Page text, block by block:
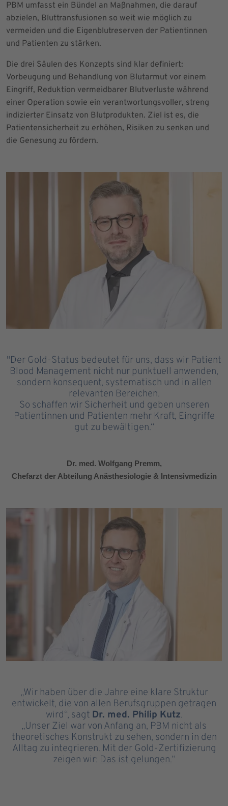
PBM umfasst ein Bündel an Maßnahmen, die darauf
abzielen, Bluttransfusionen so weit wie möglich zu
vermeiden und die Eigenblutreserven der Patientinnen
und Patienten zu stärken.
Die drei Säulen des Konzepts sind klar definiert:
Vorbeugung und Behandlung von Blutarmut vor einem
Eingriff, Reduktion vermeidbarer Blutverluste während
einer Operation sowie ein verantwortungsvoller, streng
indizierter Einsatz von Blutprodukten. Ziel ist es, die
Patientensicherheit zu erhöhen, Risiken zu senken und
die Genesung zu fördern.
"Der Gold-Status bedeutet für uns, dass wir Patient
Blood Management nicht nur punktuell anwenden,
sondern konsequent, systematisch und in allen
relevanten Bereichen.
So schaffen wir Sicherheit und geben unseren
Patientinnen und Patienten mehr Kraft, Eingriffe
gut zu bewältigen.“
Dr. med. Wolfgang Premm,
Chefarzt der Abteilung Anästhesiologie & Intensivmedizin
„Wir haben über die Jahre eine klare Struktur
entwickelt, die von allen Berufsgruppen getragen
wird“, sagt Dr. med. Philip Kutz.
„Unser Ziel war von Anfang an, PBM nicht als
theoretisches Konstrukt zu sehen, sondern in den
Alltag zu integrieren. Mit der Gold-Zertifizierung
zeigen wir: Das ist gelungen.“